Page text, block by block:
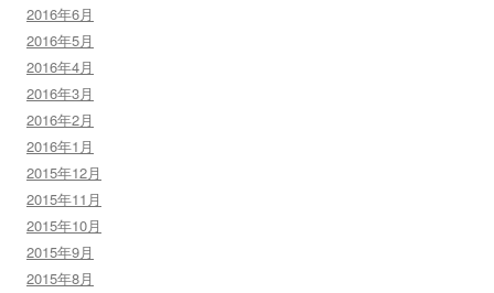
2016年6月
2016年5月
2016年4月
2016年3月
2016年2月
2016年1月
2015年12月
2015年11月
2015年10月
2015年9月
2015年8月